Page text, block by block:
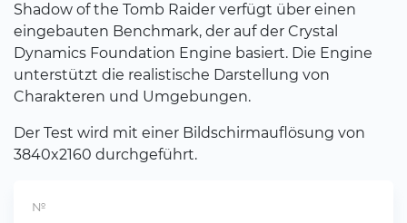
Shadow of the Tomb Raider verfügt über einen
eingebauten Benchmark, der auf der Crystal
Dynamics Foundation Engine basiert. Die Engine
unterstützt die realistische Darstellung von
Charakteren und Umgebungen.
Der Test wird mit einer Bildschirmauflösung von
3840x2160 durchgeführt.
№